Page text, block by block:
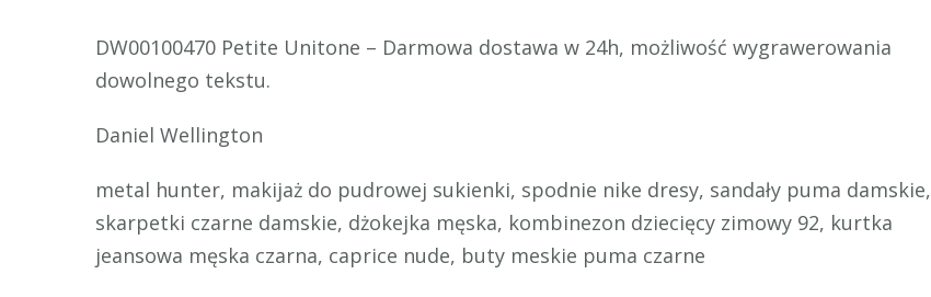
DW00100470 Petite Unitone – Darmowa dostawa w 24h, możliwość wygrawerowania
dowolnego tekstu.
Daniel Wellington
metal hunter, makijaż do pudrowej sukienki, spodnie nike dresy, sandały puma damskie,
skarpetki czarne damskie, dżokejka męska, kombinezon dziecięcy zimowy 92, kurtka
jeansowa męska czarna, caprice nude, buty meskie puma czarne